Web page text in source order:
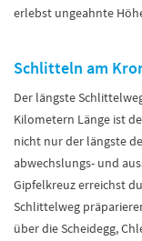
erlebst ungeahnte
Schlitteln am
Der längste
Kilometern Länge ist
nicht nur der längste
abwechslungs- und
Gipfelkreuz erreichst
Schlittelweg
über die Scheidegg,